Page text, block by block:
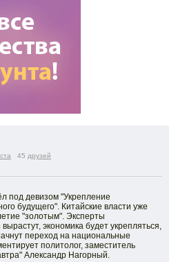
45 друзей
под девизом "Укрепление
будущего". Китайские власти уже
"золотым". Эксперты
экономика будет укрепляться,
переход на национальные
политолог, заместитель
Александр Нагорный.